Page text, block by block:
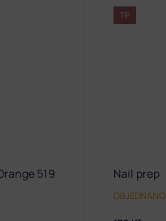
519
TIP
Nail prep
OBJEDNÁNO